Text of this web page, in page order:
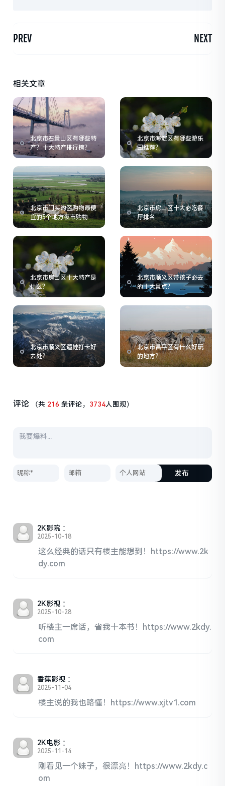
PREV NEXT
相关文章
北京市石景山区有哪些特
产？十大特产排行榜？
北京市海淀区有哪些游乐
园推荐？
北京市门头沟区购物最便
宜的5个地方夜市购物指
南
北京市房山区十大必吃餐
厅排名
北京市房山区十大特产是
什么？
北京市顺义区带孩子必去
的十大景点？
北京市顺义区遛娃打卡好
去处？
北京市昌平区有什么好玩
的地方？
评论 （共 216 条评论， 3734人围观）
发布
2K影院 ：
2025-10-18
这么经典的话只有楼主能想到！https://www.2k
dy.com
2K影视 ：
2025-10-28
听楼主一席话，省我十本书！https://www.2kdy.
com
香蕉影视 ：
2025-11-04
楼主说的我也略懂！https://www.xjtv1.com
2K电影 ：
2025-11-14
刚看见一个妹子，很漂亮！https://www.2kdy.c
om